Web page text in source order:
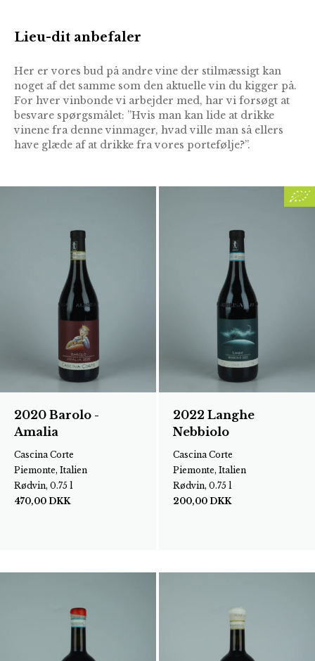
Lieu-dit anbefaler
Her er vores bud på andre vine der stilmæssigt kan
noget af det samme som den aktuelle vin du kigger på.
For hver vinbonde vi arbejder med, har vi forsøgt at
besvare spørgsmålet: ”Hvis man kan lide at drikke
vinene fra denne vinmager, hvad ville man så ellers
have glæde af at drikke fra vores portefølje?”.
2020 Barolo -
Amalia
Cascina Corte
Piemonte, Italien
Rødvin, 0.75 l
470,00 DKK
2022 Langhe
Nebbiolo
Cascina Corte
Piemonte, Italien
Rødvin, 0.75 l
200,00 DKK